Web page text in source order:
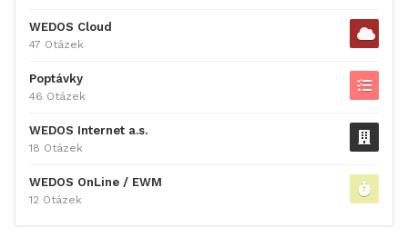
WEDOS Cloud
47 Otázek
Poptávky
46 Otázek
WEDOS Internet a.s.
18 Otázek
WEDOS OnLine / EWM
12 Otázek